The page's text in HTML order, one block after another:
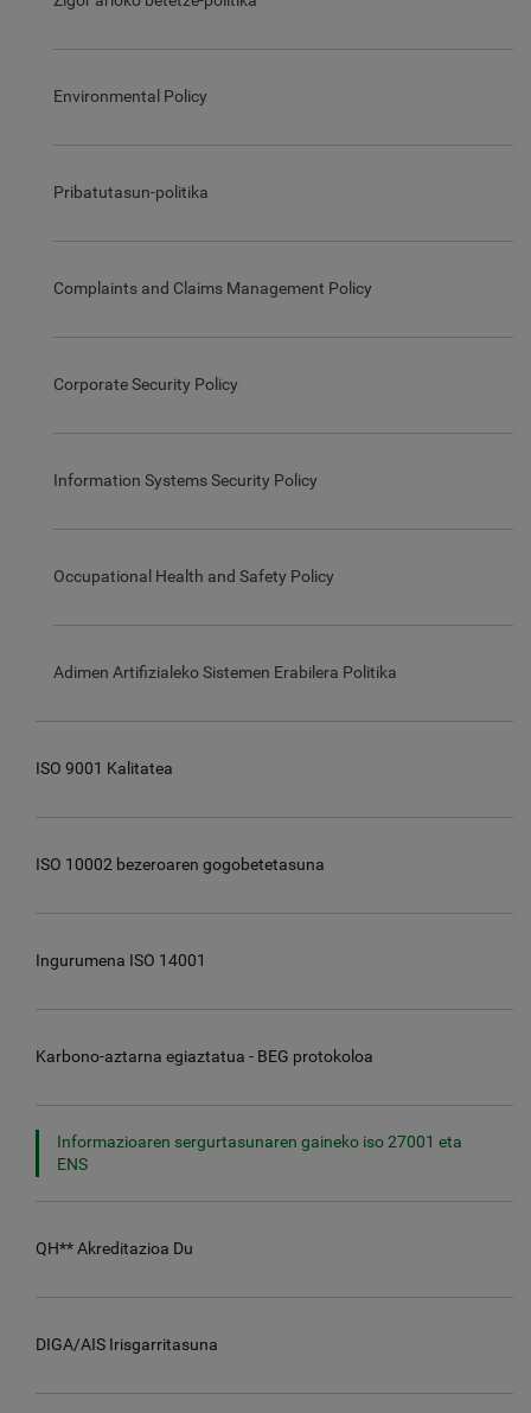
Environmental Policy
Pribatutasun-politika
Complaints and Claims Management Policy
Corporate Security Policy
Information Systems Security Policy
Occupational Health and Safety Policy
Adimen Artifizialeko Sistemen Erabilera Politika
ISO 9001 Kalitatea
ISO 10002 bezeroaren gogobetetasuna
Ingurumena ISO 14001
Karbono-aztarna egiaztatua - BEG protokoloa
Informazioaren sergurtasunaren gaineko iso 27001 eta
ENS
QH** Akreditazioa Du
DIGA/AIS Irisgarritasuna